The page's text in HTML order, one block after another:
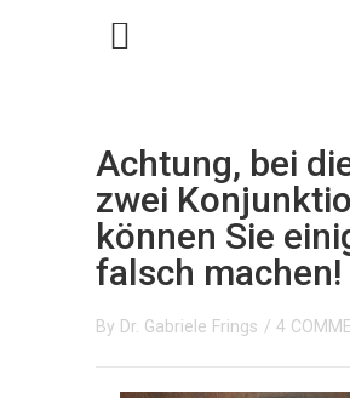
Achtung, bei
zwei
können Sie
falsch machen!
By Dr. Gabriele Frings / 4